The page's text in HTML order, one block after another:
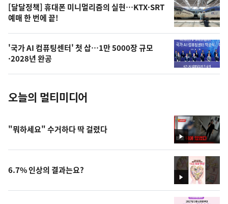
오
늘
의
사
진
[달달정책] 휴대폰 미니멀리즘의 실현…KTX·SRT
예매 한 번에 끝!
'국가 AI 컴퓨팅센터' 첫 삽…1만 5000장 규모
·2028년 완공
오늘의 멀티미디어
영
상
"뭐하세요" 수거하다 딱 걸렸다
영
상
6.7% 인상의 결과는요?